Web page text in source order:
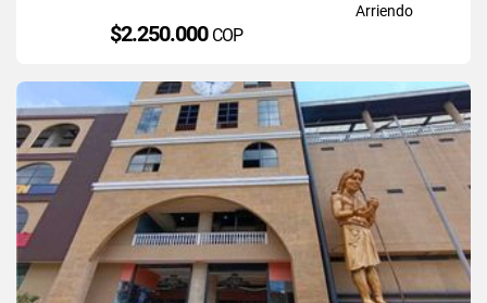
Arriendo
$2.250.000 COP